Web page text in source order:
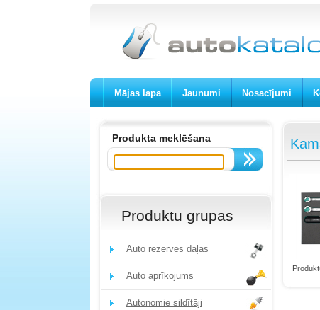
Mājas lapa Jaunumi Nosacījumi
Produkta meklēšana
Produktu grupas
Auto rezerves daļas
Auto aprīkojums
Autonomie sildītāji